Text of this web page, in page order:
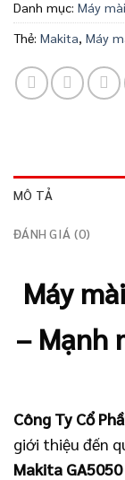
Danh mục: Máy
Thẻ: Makita, Máy
MÔ TẢ
ĐÁNH GIÁ (0)
Máy
– Mạnh
Công Ty Cổ
giới thiệu đến
Makita GA5050